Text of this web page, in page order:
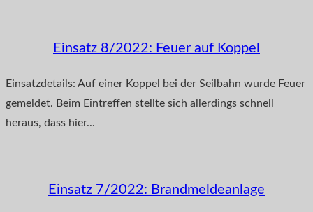
Einsatz 8/2022: Feuer auf Koppel
Einsatzdetails: Auf einer Koppel bei der Seilbahn wurde Feuer
gemeldet. Beim Eintreffen stellte sich allerdings schnell
heraus, dass hier...
Einsatz 7/2022: Brandmeldeanlage